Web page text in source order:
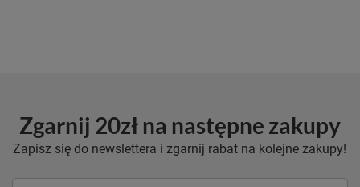
Zgarnij 20zł na następne zakupy
Zapisz się do newslettera i zgarnij rabat na kolejne zakupy!